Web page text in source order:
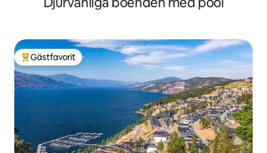
Populär gästfavorit
Gästfavorit